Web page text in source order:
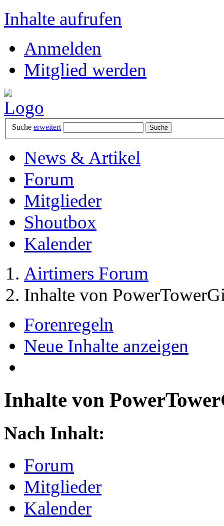
Inhalte aufrufen
Anmelden
Mitglied werden
Suche erweitert
News & Artikel
Forum
Mitglieder
Shoutbox
Kalender
Airtimers Forum
Inhalte von
Forenregeln
Neue Inhalte anzeigen
Inhalte von
Nach Inhalt:
Forum
Mitglieder
Kalender